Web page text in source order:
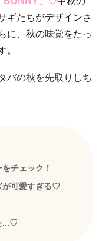
ギたちがデザインさ
に、秋の味覚をたっ
。
バの秋を先取りしち
チェック！
が可愛すぎる♡
...♡